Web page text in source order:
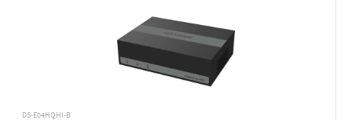
DS-E04HQHI-B